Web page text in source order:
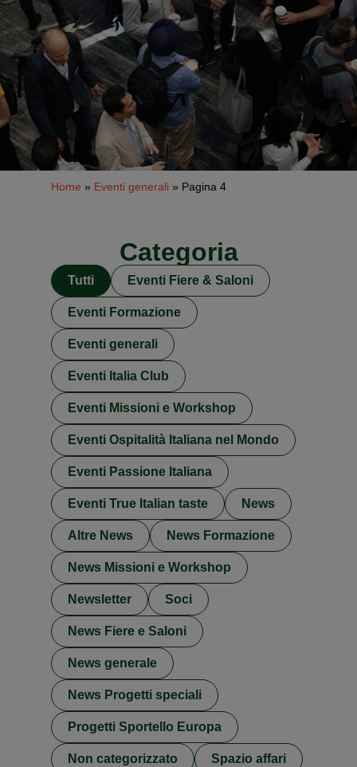
Home » Eventi generali » Pagina 4
Categoria
Eventi Fiere & Saloni
Eventi Formazione
Eventi generali
Eventi Italia Club
Eventi Missioni e Workshop
Eventi Ospitalità Italiana nel Mondo
Eventi Passione Italiana
Eventi True Italian taste News
Altre News News Formazione
News Missioni e Workshop
Newsletter Soci
News Fiere e Saloni
News generale
News Progetti speciali
Progetti Sportello Europa
Non categorizzato Spazio affari
Tutti